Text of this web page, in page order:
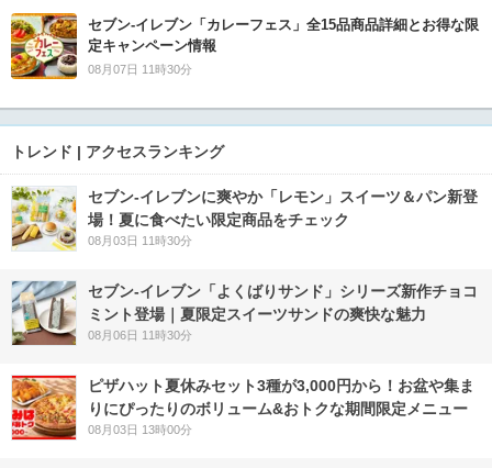
セブン‐イレブン「カレーフェス」全15品商品詳細とお得な限
定キャンペーン情報
08月07日 11時30分
トレンド | アクセスランキング
セブン‐イレブンに爽やか「レモン」スイーツ＆パン新登
場！夏に食べたい限定商品をチェック
08月03日 11時30分
セブン‐イレブン「よくばりサンド」シリーズ新作チョコ
ミント登場｜夏限定スイーツサンドの爽快な魅力
08月06日 11時30分
ピザハット夏休みセット3種が3,000円から！お盆や集ま
りにぴったりのボリューム&おトクな期間限定メニュー
08月03日 13時00分